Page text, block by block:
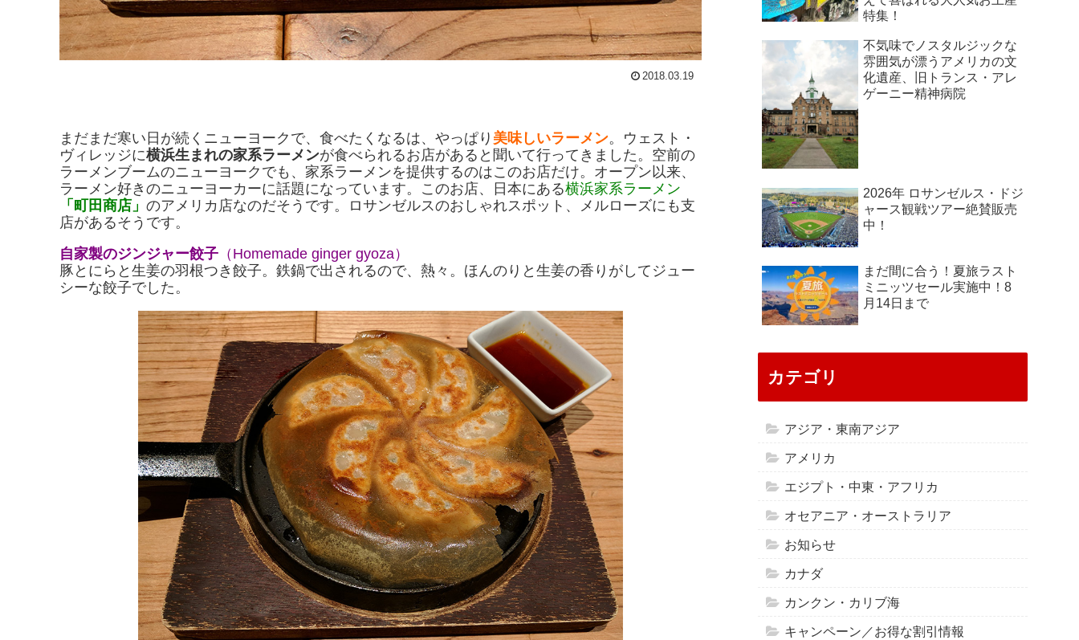
2018.03.19
まだまだ寒い日が続くニューヨークで、食べたくなるは、やっぱり 美味しいラーメン。ウェスト・
ヴィレッジに横浜生まれの家系ラーメンが食べられるお店があると聞いて行ってきました。空前の
ラーメンブームのニューヨークでも、家系ラーメンを提供するのはこのお店だけ。オープン以来、
ラーメン好きのニューヨーカーに話題になっています。このお店、日本にある横浜家系ラーメン
「町田商店」 のアメリカ店なのだそうです。ロサンゼルスのおしゃれスポット、メルローズにも支
店があるそうです。
自家製のジンジャー餃子 （Homemade ginger gyoza）
豚とにらと生姜の羽根つき餃子。鉄鍋で出されるので、熱々。ほんのりと生姜の香りがしてジュー
シーな餃子でした。
特集！
不気味でノスタルジックな
雰囲気が漂うアメリカの文
化遺産、旧トランス・アレ
ゲーニー精神病院
2026年 ロサンゼルス・ドジ
ャース観戦ツアー絶賛販売
中！
まだ間に合う！夏旅ラスト
ミニッツセール実施中！8
月14日まで
カテゴリ
アジア・東南アジア
アメリカ
エジプト・中東・アフリカ
オセアニア・オーストラリア
お知らせ
カナダ
カンクン・カリブ海
キャンペーン／お得な割引情報